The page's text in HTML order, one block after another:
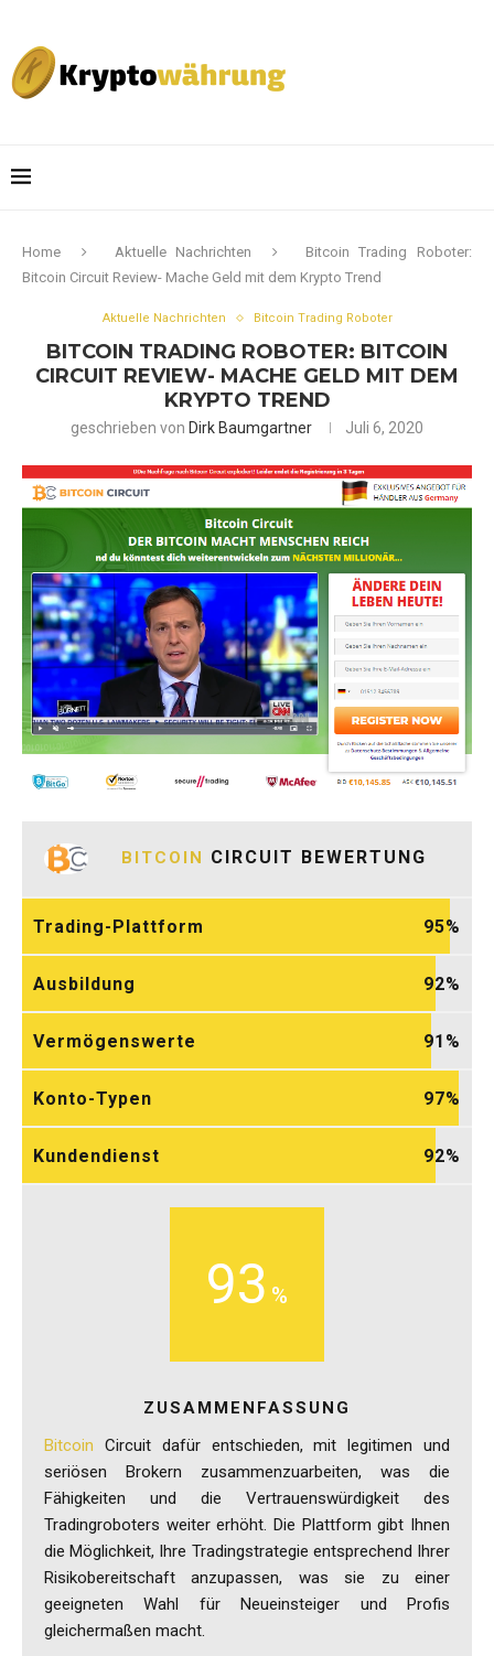
Home Aktuelle Nachrichten
Bitcoin Trading Roboter:
Bitcoin Circuit Review- Mache Geld mit dem Krypto Trend
Aktuelle Nachrichten Bitcoin Trading Roboter
BITCOIN TRADING ROBOTER: BITCOIN
CIRCUIT REVIEW- MACHE GELD MIT DEM
KRYPTO TREND
geschrieben von Dirk Baumgartner Juli 6, 2020
BITCOIN CIRCUIT BEWERTUNG
Trading-Plattform 95
Ausbildung 92
Vermögenswerte 91
Konto-Typen 97
Kundendienst 92
93
ZUSAMMENFASSUNG
Bitcoin Circuit dafür entschieden, mit legitimen und
seriösen Brokern zusammenzuarbeiten, was die
Fähigkeiten und die Vertrauenswürdigkeit des
Tradingroboters weiter erhöht. Die Plattform gibt Ihnen
die Möglichkeit, Ihre Tradingstrategie entsprechend Ihrer
Risikobereitschaft anzupassen, was sie zu einer
geeigneten Wahl für Neueinsteiger und Profis
gleichermaßen macht.